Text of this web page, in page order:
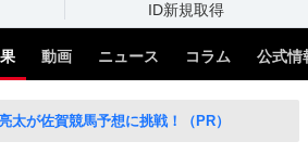
ID新規取得
動画 ニュース コラム 公式情
太が佐賀競馬予想に挑戦！（PR）